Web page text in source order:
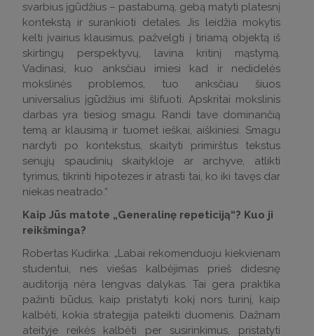
svarbius įgūdžius – pastabumą, gebą matyti platesnį
kontekstą ir surankioti detales. Jis leidžia mokytis
kelti įvairius klausimus, pažvelgti į tiriamą objektą iš
skirtingų perspektyvų, lavina kritinį mąstymą.
Vadinasi, kuo anksčiau imiesi kad ir nedidelės
mokslinės problemos, tuo anksčiau šiuos
universalius įgūdžius imi šlifuoti. Apskritai mokslinis
darbas yra tiesiog smagu. Randi tave dominančią
temą ar klausimą ir tuomet ieškai, aiškiniesi. Smagu
nardyti po kontekstus, skaityti primirštus tekstus
senųjų spaudinių skaitykloje ar archyve, atlikti
tyrimus, tikrinti hipotezes ir atrasti tai, ko iki tavęs dar
niekas neatrado.“
Kaip Jūs matote „Generalinę repeticiją“? Kuo ji
reikšminga?
Robertas Kudirka: „Labai rekomenduoju kiekvienam
studentui, nes viešas kalbėjimas prieš didesnę
auditoriją nėra lengvas dalykas. Tai gera praktika
pažinti būdus, kaip pristatyti kokį nors turinį, kaip
kalbėti, kokia strategija pateikti duomenis. Dažnam
ateityje reikės kalbėti per susirinkimus, pristatyti